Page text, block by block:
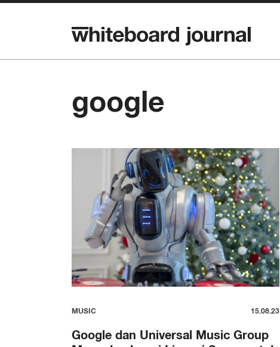
google
MUSIC 15.08.23
Google dan Universal Music Group